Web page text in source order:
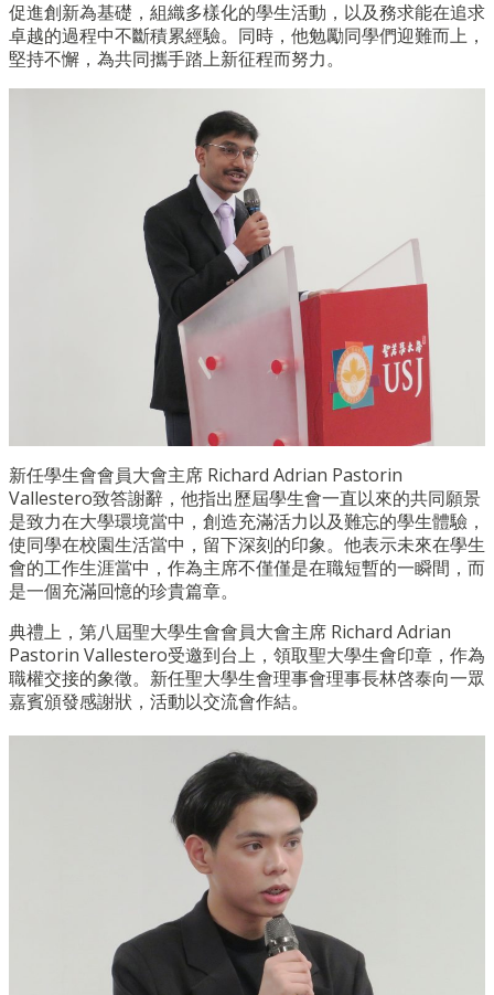
促進創新為基礎，組織多樣化的學生活動， 以及務求能在追求
卓越的過程中不斷積累經驗。同時，他勉勵同學們迎難而上，
堅持不懈，為共同攜手踏上新征程而努力。
新任學生會會員大會主席 Richard Adrian Pastorin
Vallestero致答謝辭， 他指出歷屆學生會一直以來的共同願景
是致力在大學環境當中， 創造充滿活力以及難忘的學生體驗，
使同學在校園生活當中， 留下深刻的印象。他表示未來在學生
會的工作生涯當中， 作為主席不僅僅是在職短暫的一瞬間， 而
是一個充滿回憶的珍貴篇章。
典禮上，第八屆聖大學生會會員大會主席 Richard Adrian
Pastorin Vallestero受邀到台上，領取聖大學生會印章， 作為
職權交接的象徵。 新任聖大學生會理事會理事長林啓泰向一眾
嘉賓頒發感謝狀， 活動以交流會作結。